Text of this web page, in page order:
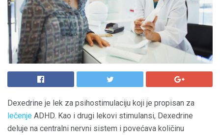
Dexedrine je lek za psihostimulaciju koji je propisan za
lečenje ADHD. Kao i drugi lekovi stimulansi, Dexedrine
deluje na centralni nervni sistem i povećava količinu